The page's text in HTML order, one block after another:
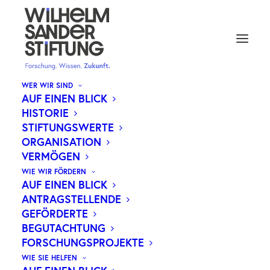
WER WIR SIND
AUF EINEN BLICK
HISTORIE
STIFTUNGSWERTE
ORGANISATION
VERMÖGEN
WIE WIR FÖRDERN
AUF EINEN BLICK
ANTRAGSTELLENDE
GEFÖRDERTE
BEGUTACHTUNG
FORSCHUNGSPROJEKTE
WIE SIE HELFEN
WIE SAUERSTOFFMANGEL
VOR CHEMOTHERAPIE SCHÜTZT
Gebärmutterhalskrebs stellt weltweit die
vierthäufigste bösartige Tumorerkrankung bei